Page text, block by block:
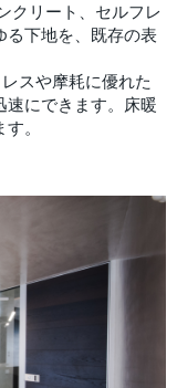
クリート、セルフレ
る下地を、既存の表
スや摩耗に優れた
にできます。床暖
。